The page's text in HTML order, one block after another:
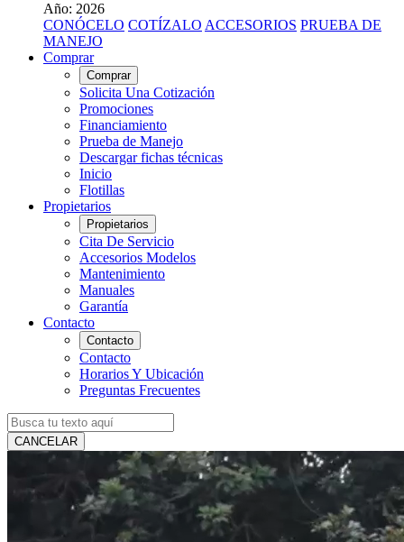
Año: 2026
CONÓCELO COTÍZALO ACCESORIOS PRUEBA DE
MANEJO
Comprar
Comprar
Solicita Una Cotización
Promociones
Financiamiento
Prueba de Manejo
Descargar fichas técnicas
Inicio
Flotillas
Propietarios
Propietarios
Cita De Servicio
Accesorios Modelos
Mantenimiento
Manuales
Garantía
Contacto
Contacto
Contacto
Horarios Y Ubicación
Preguntas Frecuentes
CANCELAR